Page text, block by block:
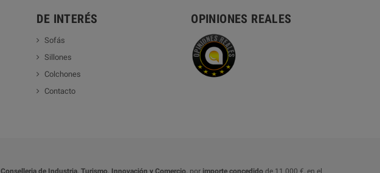
DE INTERÉS
Sofás
Sillones
Colchones
Contacto
OPINIONES REALES
Conselleria de Industria, Turismo, Innovación y Comercio, por importe concedido de 11.000 €, en el